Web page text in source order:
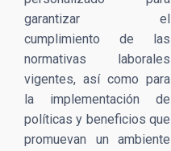
garantizar el
cumplimiento de las
normativas laborales
vigentes, así como para
la implementación de
políticas y beneficios que
promuevan un ambiente